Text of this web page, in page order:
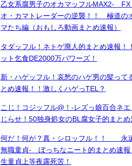
乙女系腐男子のオカマッフルMAX2- FX
オ・カマトレーダーの逆襲！！ 極道の
マたち編（おもしろ動画まとめ速報）
タダッフル！ネトゲ廃人的まとめ速報！
ット乞食DE2000万パワーズ！
新・ハゲッフル！哀愁のハゲ男の髪って
とめ速報！！激しくハゲっTEL？
こじ！コジッフル@！-レズっ娘百合ネエ
じらせ！50独身処女のBL腐女子的まとめ
何だ！何が？真・シロッフル！！ 永
無職童貞- ぼっちなニート的まとめ速報
生童貞上等夜露死苦！